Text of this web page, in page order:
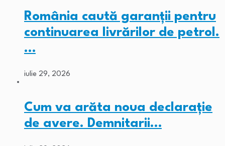
România caută garanții pentru
continuarea livrărilor de petrol.
…
iulie 29, 2026
Cum va arăta noua declarație
de avere. Demnitarii…